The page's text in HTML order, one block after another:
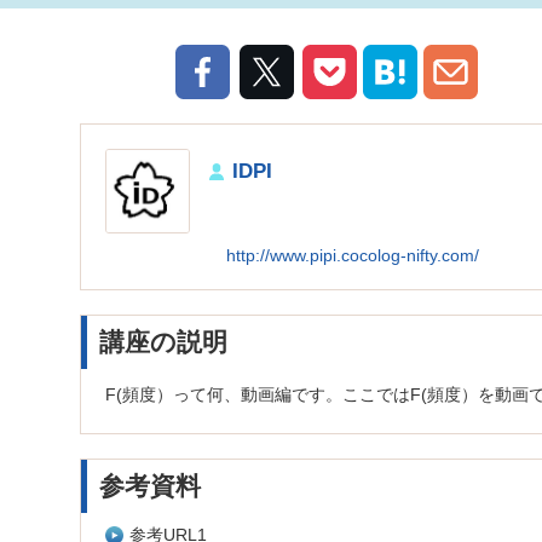
IDPI
http://www.pipi.cocolog-nifty.com/
講座の説明
F(頻度）って何、動画編です。ここではF(頻度）を動画
参考資料
参考URL1